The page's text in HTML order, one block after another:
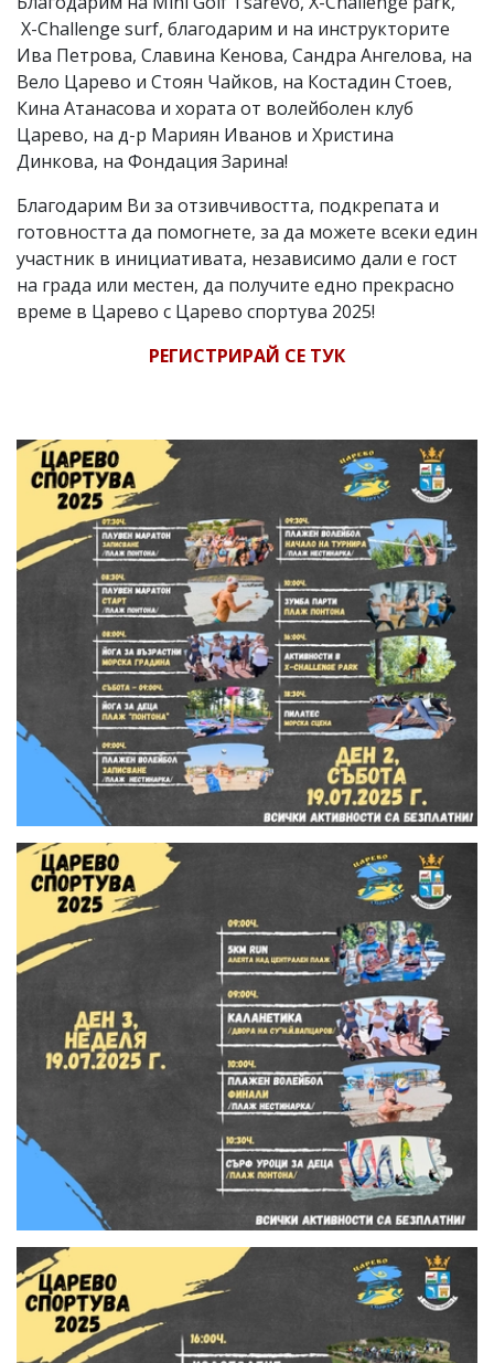
X-Challenge surf, благодарим и на инструкторите
Ива Петрова, Славина Кенова, Сандра Ангелова, на
Вело Царево и Стоян Чайков, на Костадин Стоев,
Кина Атанасова и хората от волейболен клуб
Царево, на д-р Мариян Иванов и Христина
Динкова, на Фондация Зарина!
Благодарим Ви за отзивчивостта, подкрепата и
готовността да помогнете, за да можете всеки един
участник в инициативата, независимо дали е гост
на града или местен, да получите едно прекрасно
време в Царево с Царево спортува 2025!
РЕГИСТРИРАЙ СЕ ТУК